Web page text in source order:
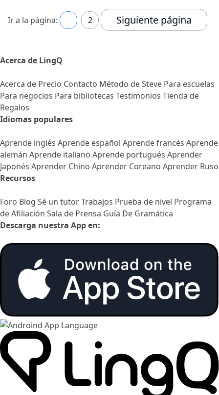
Ir a la página: 2 Siguiente página
Acerca de LingQ
Acerca de Precio Contacto Método de Steve Para escuelas
Para negocios Para bibliotecas Testimonios Tienda de
Regalos
Idiomas populares
Aprende inglés Aprende español Aprende francés Aprende
alemán Aprende italiano Aprende portugués Aprender
Japonés Aprender Chino Aprender Coreano Aprender Ruso
Recursos
Foro Blog Sé un tutorTrabajos Prueba de nivel Programa
de Afiliación Sala de Prensa Guía De Gramática
Descarga nuestra App en: